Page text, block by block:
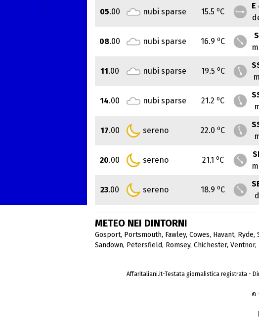
05.00 nubi sparse 15.5 oC
E
08.00 nubi sparse 16.9 oC
11.00 nubi sparse 19.5 oC
14.00 nubi sparse 21.2 oC
17.00 sereno 22.0 oC
20.00 sereno 21.1 oC
23.00 sereno 18.9 oC
METEO NEI DINTORNI
Gosport, Portsmouth, Fawley, Cowes, Havant, Ryde,
Sandown, Petersfield, Romsey, Chichester, Ventnor,
Affaritaliani.it-Testata giornalistica registrata -
©